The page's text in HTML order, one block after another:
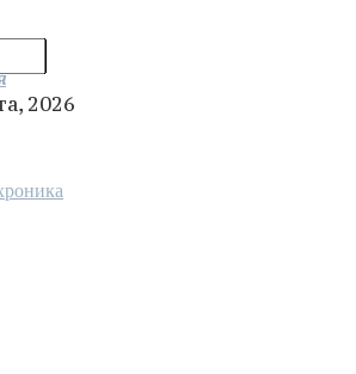
2026